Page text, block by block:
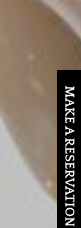
MAKE A RESERVATION